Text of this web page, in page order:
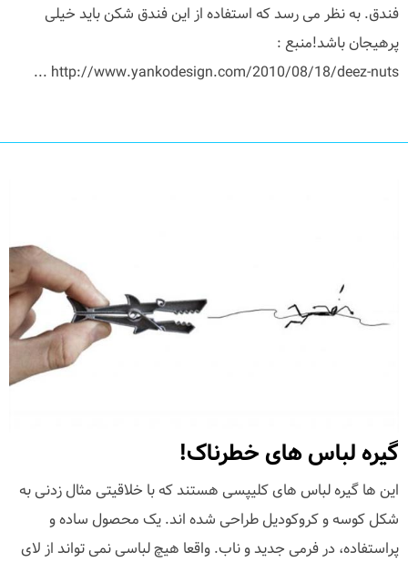
فندق. به نظر می رسد که استفاده از این فندق شکن باید خیلی
پرهیجان باشد!منبع :
http://www.yankodesign.com/2010/08/18/deez-nuts ...
گیره لباس های خطرناک!
این ها گیره لباس های کلیپسی هستند که با خلاقیتی مثال زدنی به
شکل کوسه و کروکودیل طراحی شده اند. یک محصول ساده و
پراستفاده، در فرمی جدید و ناب. واقعا هیچ لباسی نمی تواند از لای